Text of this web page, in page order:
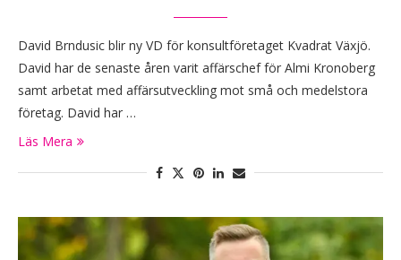
David Brndusic blir ny VD för konsultföretaget Kvadrat Växjö.
David har de senaste åren varit affärschef för Almi Kronoberg
samt arbetat med affärsutveckling mot små och medelstora
företag. David har …
Läs Mera